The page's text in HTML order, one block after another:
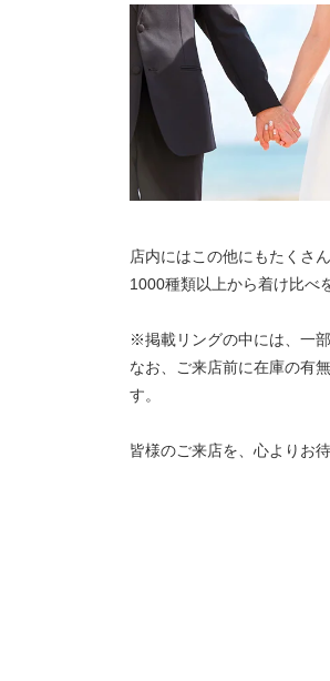
店内にはこの他にもたくさ
1000種類以上から着け比べ
※掲載リングの中には、一
なお、ご来店前に在庫の有
す。
皆様のご来店を、心よりお